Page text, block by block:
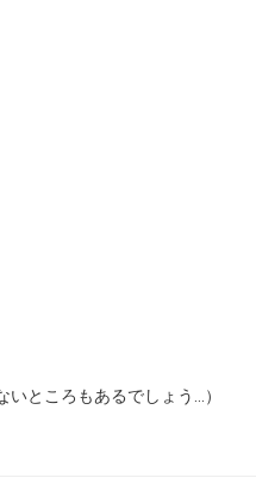
ところもあるでしょう...）